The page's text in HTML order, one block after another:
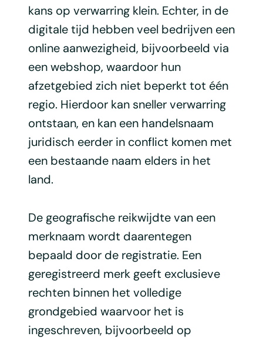
kans op verwarring klein. Echter, in de
digitale tijd hebben veel bedrijven een
online aanwezigheid, bijvoorbeeld via
een webshop, waardoor hun
afzetgebied zich niet beperkt tot één
regio. Hierdoor kan sneller verwarring
ontstaan, en kan een handelsnaam
juridisch eerder in conflict komen met
een bestaande naam elders in het
land.
De geografische reikwijdte van een
merknaam wordt daarentegen
bepaald door de registratie. Een
geregistreerd merk geeft exclusieve
rechten binnen het volledige
grondgebied waarvoor het is
ingeschreven, bijvoorbeeld op